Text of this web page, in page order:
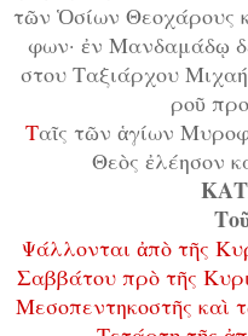
τῶν Ὁ­σί­ων Θε­ο­χά­ρους
φων· ἐν Μαν­δα­μά­δῳ
στου Τα­ξι­άρ­χου
ροῦ
Ταῖς τῶν ἁ­γί­ων
Θε­ὸς ἐ­λέ­η­σον
Ψάλ­λον­ται ἀ­πὸ τῆς
Σαβ­βά­του πρὸ τῆς
Με­σο­πεν­τη­κο­στῆς καὶ